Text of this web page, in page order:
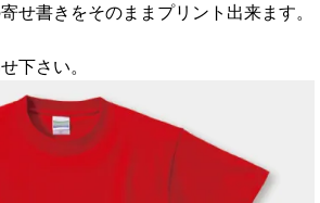
せ書きをそのままプリント出来ます。
下さい。